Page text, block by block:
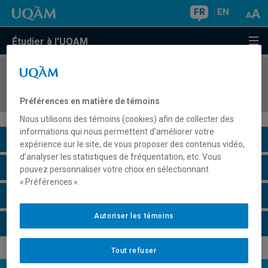
FR EN
Étudier à l'UQAM
COURS//
Description du cours
Horaire - Été 2026
Préférences en matière de témoins
Nous utilisons des témoins (cookies) afin de collecter des
informations qui nous permettent d’améliorer votre
expérience sur le site, de vous proposer des contenus vidéo,
d’analyser les statistiques de fréquentation, etc. Vous
pouvez personnaliser votre choix en sélectionnant
« Préférences ».
Tout refuser
Autoriser les témoins